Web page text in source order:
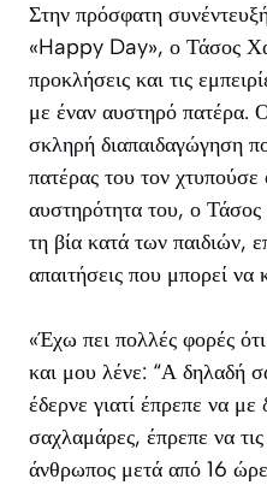
Στην πρόσφατη
«Happy Day», ο Τάσος
προκλήσεις και τις
με έναν αυστηρό πατέρα.
σκληρή διαπαιδαγώγηση
πατέρας του τον
αυστηρότητα του, ο Τάσος
τη βία κατά των παιδιών,
απαιτήσεις που μπορεί να
«Έχω πει πολλές φορές
και μου λένε: “Α δηλαδή
έδερνε γιατί έπρεπε να με
σαχλαμάρες, έπρεπε να
άνθρωπος μετά από 16